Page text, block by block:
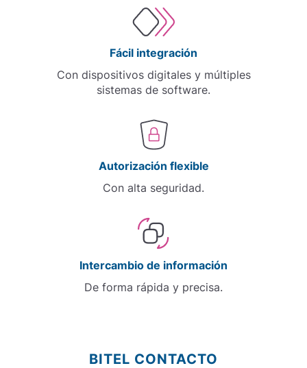
Fácil integración
Con dispositivos digitales y múltiples
sistemas de software.
Autorización flexible
Con alta seguridad.
Intercambio de información
De forma rápida y precisa.
BITEL CONTACTO